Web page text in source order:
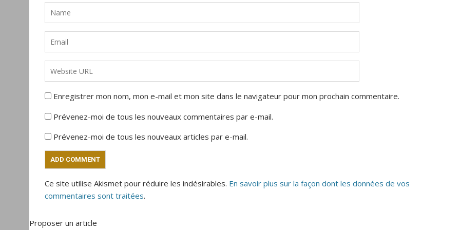
Enregistrer mon nom, mon e-mail et mon site dans le navigateur pour mon prochain commentaire.
Prévenez-moi de tous les nouveaux commentaires par e-mail.
Prévenez-moi de tous les nouveaux articles par e-mail.
Ce site utilise Akismet pour réduire les indésirables. En savoir plus sur la façon dont les données de vos
commentaires sont traitées.
Proposer un article